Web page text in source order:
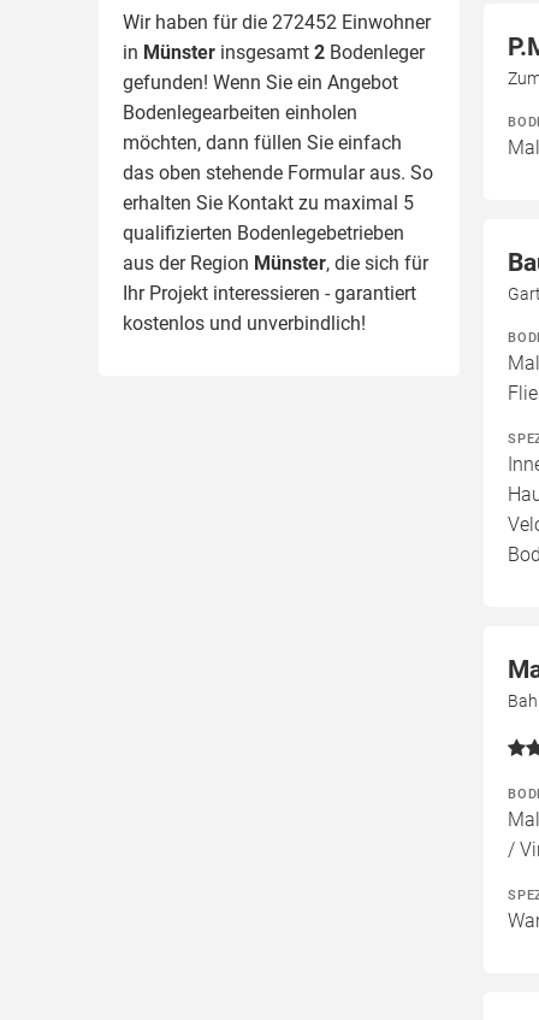
Wir haben für die 272452 Einwohner
in Münster insgesamt 2 Bodenleger
gefunden! Wenn Sie ein Angebot
Bodenlegearbeiten einholen
möchten, dann füllen Sie einfach
das oben stehende Formular aus. So
erhalten Sie Kontakt zu maximal 5
qualifizierten Bodenlegebetrieben
aus der Region Münster, die sich für
Ihr Projekt interessieren - garantiert
kostenlos und unverbindlich!
/